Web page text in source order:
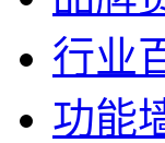
行业
功能